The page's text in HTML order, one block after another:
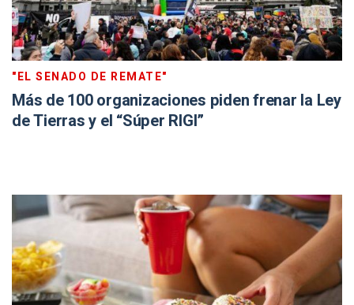
"EL SENADO DE REMATE"
Más de 100 organizaciones piden frenar la Ley
de Tierras y el “Súper RIGI”